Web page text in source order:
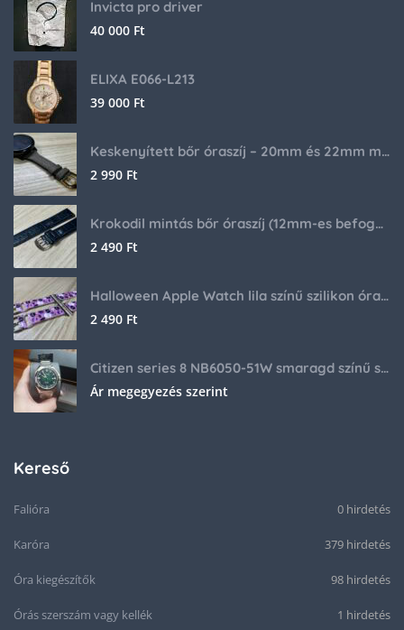
Invicta pro driver
40 000 Ft
ELIXA E066-L213
39 000 Ft
Keskenyített bőr óraszíj – 20mm és 22mm méretben
2 990 Ft
Krokodil mintás bőr óraszíj (12mm-es befogóval rendelkező órához)
2 490 Ft
Halloween Apple Watch lila színű szilikon óraszíj
2 490 Ft
Citizen series 8 NB6050-51W smaragd színű számlappal
Ár megegyezés szerint
Kereső
Falióra 0 hirdetés
Karóra 379 hirdetés
Óra kiegészítők 98 hirdetés
Órás szerszám vagy kellék 1 hirdetés